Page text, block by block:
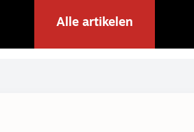
Alle artikelen